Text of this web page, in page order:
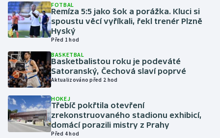
Krasobruslení
Lezení
Lyže a snowboard
Moderní pětiboj
Motorsport
Olympijské hry
FOTBAL
Remíza 5:5 jako šok a porážka. Kluci si
spoustu věcí vyříkali, řekl trenér Plzně
Hyský
Před 1 hod
BASKETBAL
Basketbalistou roku je podeváté
Satoranský, Čechová slaví poprvé
Aktualizováno před 2 hod
HOKEJ
Třebíč pokřtila otevření
zrekonstruovaného stadionu exhibicí,
domácí porazili mistry z Prahy
Před 4 hod